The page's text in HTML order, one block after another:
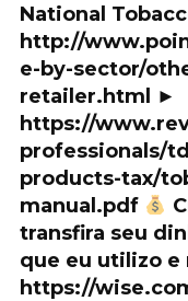
National
http://
e-by-sector/
retailer.html ►
https://
professionals/
products-tax/
manual.pdf
transfira seu
que eu utilizo
https://